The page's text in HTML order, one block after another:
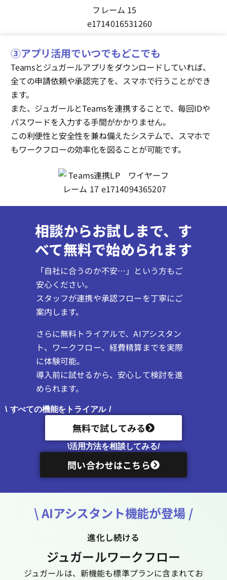
③アプリ活用でいつでもどこでも
Teamsとジュガールアプリをダウンロードしていれば、
全ての申請依頼や承認完了を、スマホで行うことができ
ます。
また、ジュガールとTeamsを連携することで、毎回IDや
パスワードを入力する手間がかかりません。
この利便性と安全性を兼ね備えたシステムで、スマホで
もワークフローの効率化を図ることが可能です。
相談からお試しまで、す
べて無料で始められます
「自社に合うのか不安…」という方もご
安心ください。
スタッフが連携や承認フローを丁寧にご
案内します。
さらに無料トライアルで、AIアシスタン
ト、ワークフロー、経費精算までを実際
に体験可能。
導入前に試せるから、安心して検討を進
められます。
\ すべての機能をトライアル /
無料で試してみる
\活用方法を相談してみる/
問い合わせはこちら
\ AIアシスタント機能が登場 /
進化し続ける
ジュガールワークフロー
ジュガールは、新機能も標準プランに含まれてお